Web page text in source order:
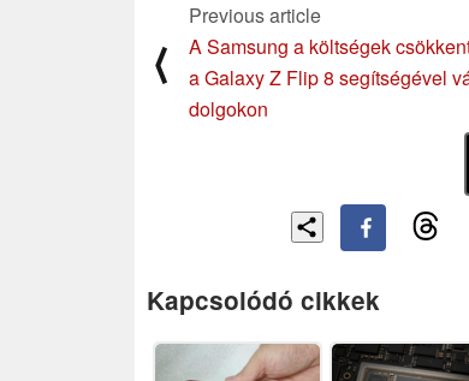
⟨
Previous article
A Samsung a költségek
a Galaxy Z Flip 8 segítségével
dolgokon
Kapcsolódó cikkek